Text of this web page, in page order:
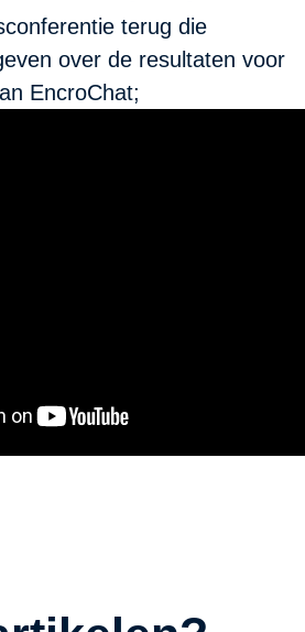
terug die
over de resultaten voor
EncroChat;